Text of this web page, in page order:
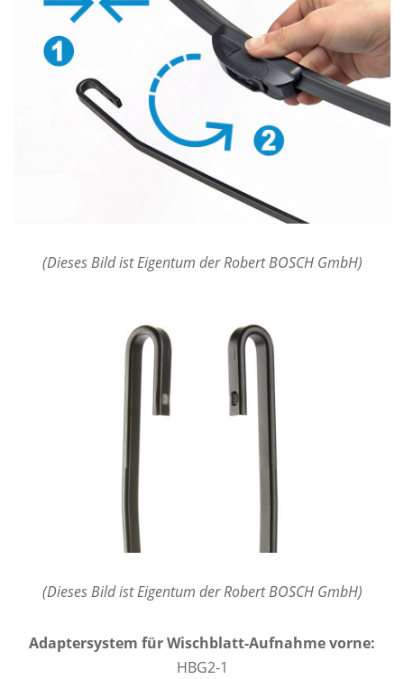
(Dieses Bild ist Eigentum der Robert BOSCH GmbH)
(Dieses Bild ist Eigentum der Robert BOSCH GmbH)
Adaptersystem für Wischblatt-Aufnahme vorne:
HBG2-1